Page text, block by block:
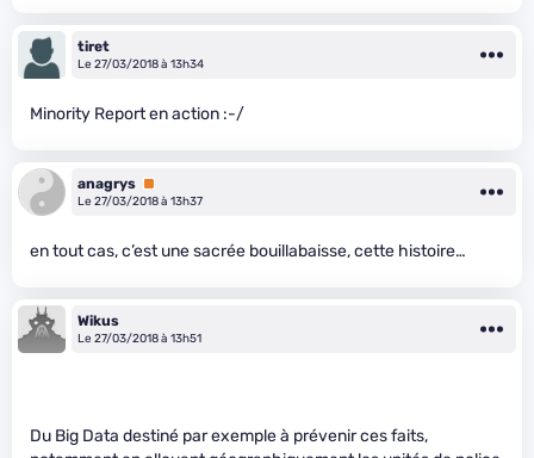
tiret
Le 27/03/2018 à 13h34
Minority Report en action :-/
anagrys Premium
Le 27/03/2018 à 13h37
en tout cas, c’est une sacrée bouillabaisse, cette histoire…
Wikus
Le 27/03/2018 à 13h51
Du Big Data destiné par exemple à prévenir ces faits,